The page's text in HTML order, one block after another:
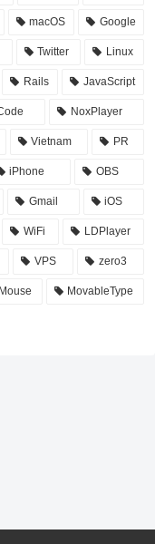
macOS Google
Twitter Linux
Rails JavaScript
NoxPlayer
Vietnam PR
iPhone OBS
Gmail iOS
WiFi LDPlayer
VPS zero3
Mouse MovableType